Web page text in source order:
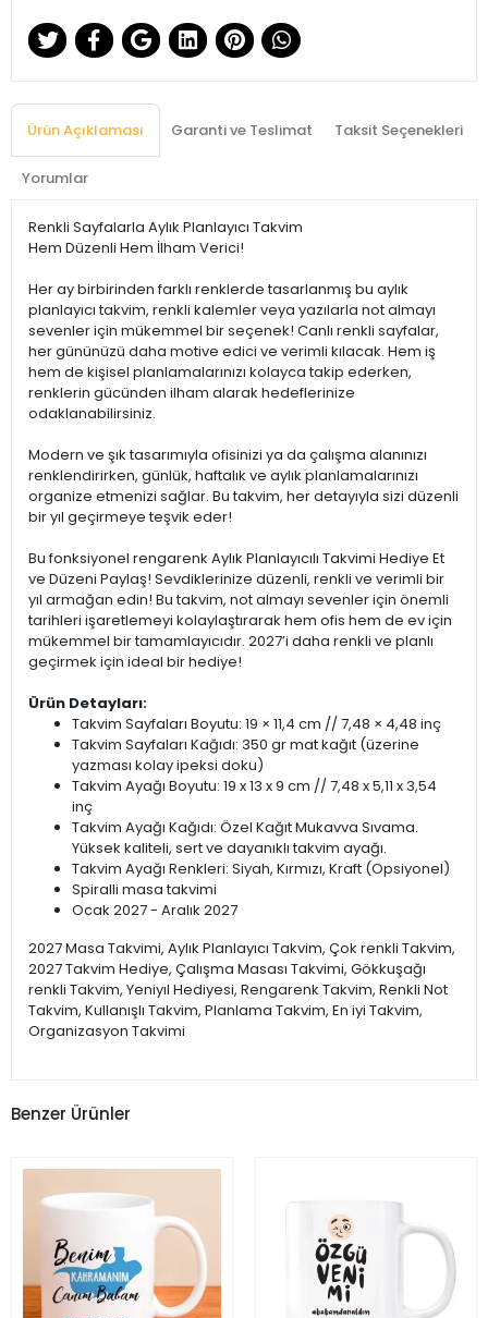
Ürün Açıklaması Garanti ve Teslimat Taksit Seçenekleri
Yorumlar
Renkli Sayfalarla Aylık Planlayıcı Takvim
Hem Düzenli Hem İlham Verici!
Her ay birbirinden farklı renklerde tasarlanmış bu aylık
planlayıcı takvim, renkli kalemler veya yazılarla not almayı
sevenler için mükemmel bir seçenek! Canlı renkli sayfalar,
her gününüzü daha motive edici ve verimli kılacak. Hem iş
hem de kişisel planlamalarınızı kolayca takip ederken,
renklerin gücünden ilham alarak hedeflerinize
odaklanabilirsiniz.
Modern ve şık tasarımıyla ofisinizi ya da çalışma alanınızı
renklendirirken, günlük, haftalık ve aylık planlamalarınızı
organize etmenizi sağlar. Bu takvim, her detayıyla sizi düzenli
bir yıl geçirmeye teşvik eder!
Bu fonksiyonel rengarenk Aylık Planlayıcılı Takvimi Hediye Et
ve Düzeni Paylaş! Sevdiklerinize düzenli, renkli ve verimli bir
yıl armağan edin! Bu takvim, not almayı sevenler için önemli
tarihleri işaretlemeyi kolaylaştırarak hem ofis hem de ev için
mükemmel bir tamamlayıcıdır. 2027’i daha renkli ve planlı
geçirmek için ideal bir hediye!
Ürün Detayları:
Takvim Sayfaları Boyutu: 19 × 11,4 cm // 7,48 × 4,48 inç
Takvim Sayfaları Kağıdı: 350 gr mat kağıt (üzerine
yazması kolay ipeksi doku)
Takvim Ayağı Boyutu: 19 x 13 x 9 cm // 7,48 x 5,11 x 3,54
inç
Takvim Ayağı Kağıdı: Özel Kağıt Mukavva Sıvama.
Yüksek kaliteli, sert ve dayanıklı takvim ayağı.
Takvim Ayağı Renkleri: Siyah, Kırmızı, Kraft (Opsiyonel)
Spiralli masa takvimi
Ocak 2027 - Aralık 2027
2027 Masa Takvimi, Aylık Planlayıcı Takvim, Çok renkli Takvim,
2027 Takvim Hediye, Çalışma Masası Takvimi, Gökkuşağı
renkli Takvim, Yeniyıl Hediyesi, Rengarenk Takvim, Renkli Not
Takvim, Kullanışlı Takvim, Planlama Takvim, En iyi Takvim,
Organizasyon Takvimi
Benzer Ürünler